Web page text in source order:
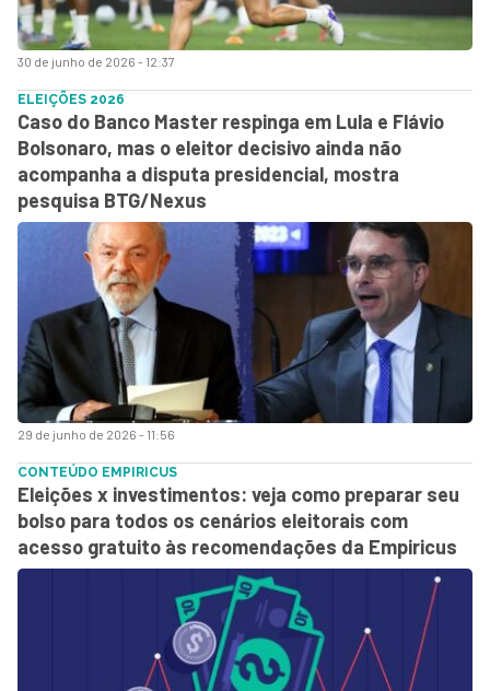
30 de junho de 2026 - 12:37
29 de junho de 2026 - 11:56
ELEIÇÕES 2026
Caso do Banco Master respinga em Lula e Flávio
Bolsonaro, mas o eleitor decisivo ainda não
acompanha a disputa presidencial, mostra
pesquisa BTG/Nexus
CONTEÚDO EMPIRICUS
Eleições x investimentos: veja como preparar seu
bolso para todos os cenários eleitorais com
acesso gratuito às recomendações da Empiricus